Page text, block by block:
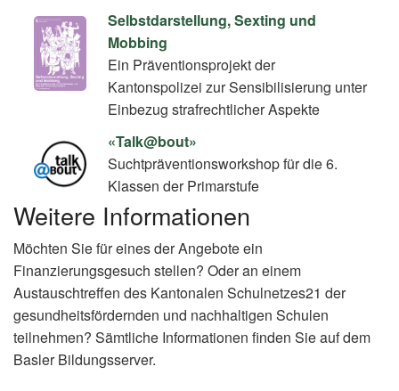
Selbstdarstellung, Sexting und
Mobbing
Ein Präventionsprojekt der
Kantonspolizei zur Sensibilisierung unter
Einbezug strafrechtlicher Aspekte
«Talk@bout»
Suchtpräventionsworkshop für die 6.
Klassen der Primarstufe
Weitere Informationen
Möchten Sie für eines der Angebote ein
Finanzierungsgesuch stellen? Oder an einem
Austauschtreffen des Kantonalen Schulnetzes21 der
gesundheitsfördernden und nachhaltigen Schulen
teilnehmen? Sämtliche Informationen finden Sie auf dem
Basler Bildungsserver.